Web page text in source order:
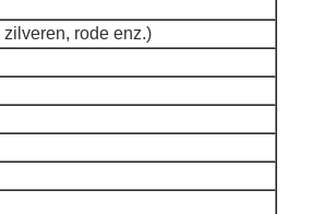
rode enz.)